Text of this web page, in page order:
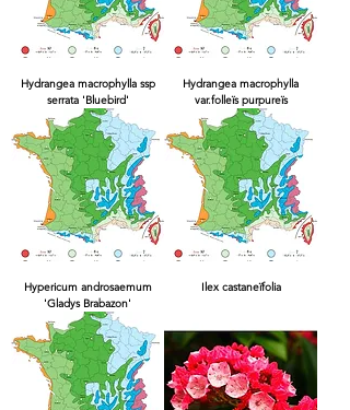
Hydrangea macrophylla ssp
serrata 'Bluebird'
Hydrangea macrophylla
var.folleïs purpureïs
Hypericum androsaemum
'Gladys Brabazon'
Ilex castaneïfolia